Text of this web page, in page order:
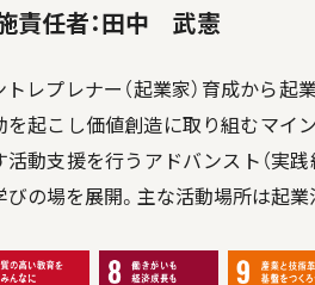
責任者：田中 武憲
トレプレナー（起業家）育成から
を起こし価値創造に取り組むマイ
活動支援を行うアドバンスト（実
びの場を展開。主な活動場所は起業